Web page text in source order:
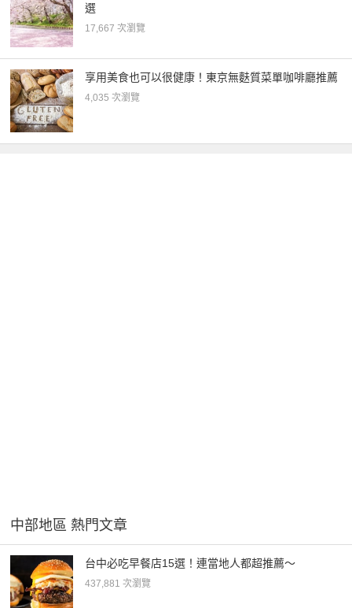
選
17,667 次瀏覽
享用美食也可以很健康！東京無麩質菜單咖啡廳推薦
4,035 次瀏覽
中部地區 熱門文章
台中必吃早餐店15選！連當地人都超推薦～
437,881 次瀏覽